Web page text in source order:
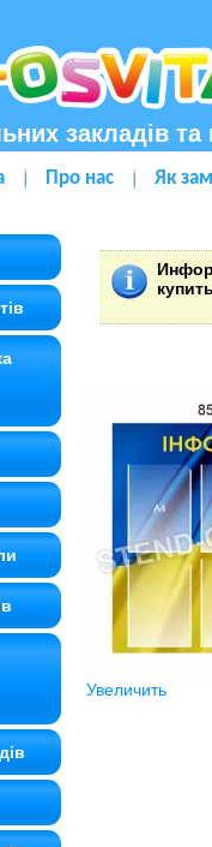
закладів та
Про нас Як
Увеличить